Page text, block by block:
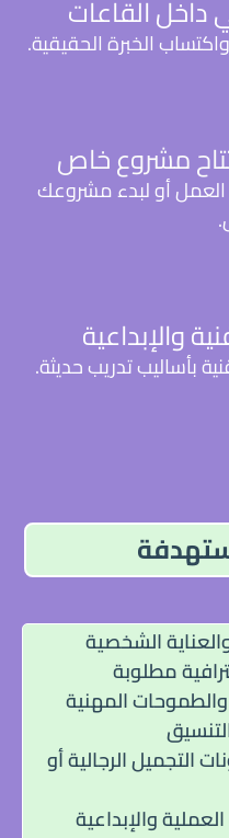
داخل القاعات
الخبرة الحقيقية.
مشروع خاص
أو لبدء مشروعك
والإبداعية
بأساليب تدريب حديثة.
الشخصية
مطلوبة
المهنية
التجميل الرجالية أو
والإبداعية